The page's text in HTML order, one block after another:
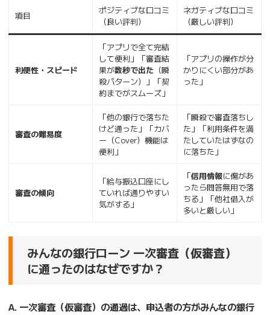
項目
ポジティブな口コミ
（良い評判）
ネガティブな口コミ
（厳しい評判）
利便性・スピード
「アプリで全て完結
して便利」「審査結
果が数秒で出た （瞬
殺パターン）」「契
約までがスムーズ」
「アプリの操作が分
かりにくい部分があ
った」
審査の難易度
「他の銀行で落ちた
けど通った」「カバ
ー（Cover）機能は
便利」
「瞬殺で審査落ちし
た」「利用条件を満
たしていたはずなの
に落ちた」
審査の傾向
「給与振込口座にし
ていれば通りやすい
気がする」
「信用情報に傷があ
ったら問答無用で落
ちる」「他社借入が
多いと厳しい」
みんなの銀行ローン 一次審査（仮審査）
に通ったのはなぜですか？
A. 一次審査（仮審査）の通過は、申込者の方がみんなの銀行